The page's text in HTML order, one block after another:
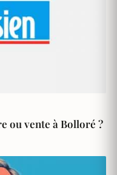
ou vente à Bolloré ?